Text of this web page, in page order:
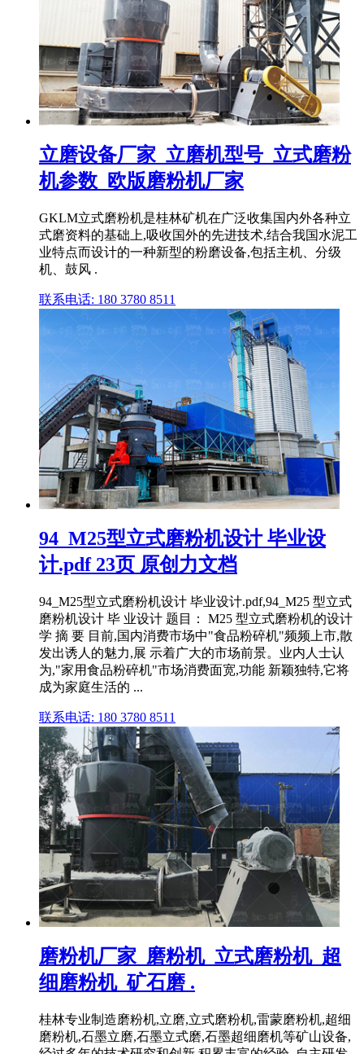
立磨设备厂家_立磨机型号_立式磨粉
机参数_欧版磨粉机厂家
GKLM立式磨粉机是桂林矿机在广泛收集国内外各种立
式磨资料的基础上,吸收国外的先进技术,结合我国水泥工
业特点而设计的一种新型的粉磨设备,包括主机、分级
机、鼓风 .
联系电话: 180 3780 8511
94_M25型立式磨粉机设计 毕业设
计.pdf 23页 原创力文档
94_M25型立式磨粉机设计 毕业设计.pdf,94_M25 型立式
磨粉机设计 毕 业设计 题目： M25 型立式磨粉机的设计
学 摘 要 目前,国内消费市场中"食品粉碎机"频频上市,散
发出诱人的魅力,展 示着广大的市场前景。业内人士认
为,"家用食品粉碎机"市场消费面宽,功能 新颖独特,它将
成为家庭生活的 ...
联系电话: 180 3780 8511
磨粉机厂家_磨粉机_立式磨粉机_超
细磨粉机_矿石磨 .
桂林专业制造磨粉机,立磨,立式磨粉机,雷蒙磨粉机,超细
磨粉机,石墨立磨,石墨立式磨,石墨超细磨机等矿山设备,